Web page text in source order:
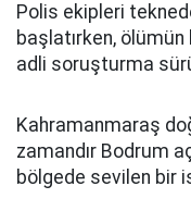
Polis ekipleri
başlatırken,
adli soruşturma
Kahramanmaraş
zamandır Bodrum
bölgede sevilen bir